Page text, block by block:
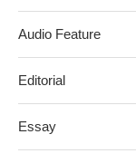
Audio Feature
Editorial
Essay